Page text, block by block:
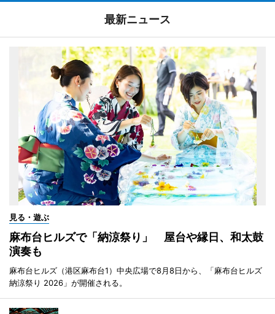
最新ニュース
見る・遊ぶ
麻布台ヒルズで「納涼祭り」 屋台や縁日、和太鼓
演奏も
麻布台ヒルズ（港区麻布台1）中央広場で8月8日から、「麻布台ヒルズ
納涼祭り 2026」が開催される。